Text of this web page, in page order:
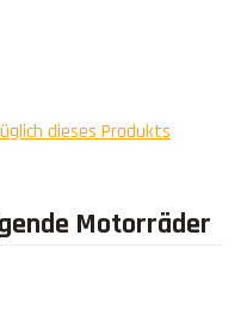
dieses Produkts
Motorräder